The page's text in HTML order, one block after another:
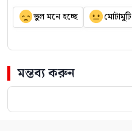
ভুল মনে হচ্ছে মোটামুটি
মন্তব্য করুন